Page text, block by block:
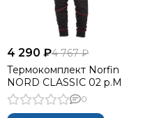
4 290 ₽4 767 ₽
Термокомплект Norfin
NORD CLASSIC 02 р.M
0